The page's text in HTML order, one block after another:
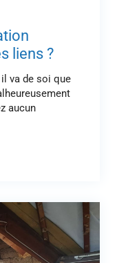
liens ?
va de soi que
aucun